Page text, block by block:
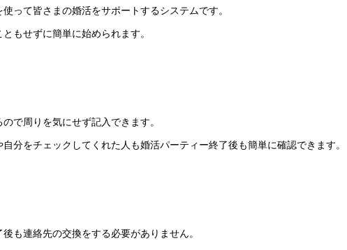
って皆さまの婚活をサポートするシステムです。
もせずに簡単に始められます。
で周りを気にせず記入できます。
分をチェックしてくれた人も婚活パーティー終了後も簡単に確認できます。
も連絡先の交換をする必要がありません。